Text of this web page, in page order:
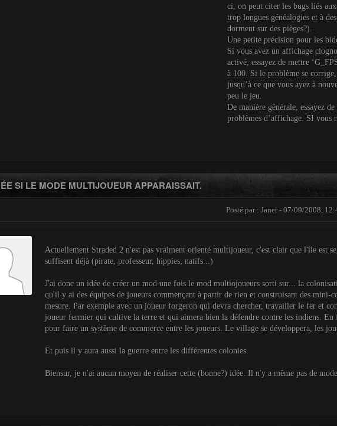
ci, on peut citer les bugs liés aux
trop longues généalogies et à
dorment sur des pièges?).
Une petite précision pour les
Si vous avez un affichage
activé, essayez de mettre
à 100. Si le problème se
jusqu’à ce que vous ayez à
peu le jeu.
De manière générale, essayez
problèmes d’affichage. SI vous
SI LE MODE MULTIJOUEUR APPARAISSAIT.
Posté par : Janer - 07/09/2008,
Actuellement Straded 2 n'est pas vraiment orienté multijoueur, c'est clair que l'île est
suffisent déjà (pirate, professeur, hippies, natifs...)
J'ai donc un idée de créer un mod une fois le mod multiojoueurs sorti sur... la
qu'il y ai des équipes de joueurs commençant à partir de rien et construisant des mini-
mesure. Par exemple avec un joueur forgeron qui devra chercher, travailler le fer et
joueur fermier qui cultive la terre et qui aimera bien la défendre contre les indiens.
pour faire un système de commerce entre les joueurs. Le village se développera, les
Et puis il y aura aussi la guerre entre les différentes colonies.
Biensur, je n'ai aucun moyen de réaliser cette (bonne?) idée. Il n'y a même pas de